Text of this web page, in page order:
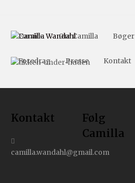
Forside Om Camilla Bøger
Foredrag Presse Kontakt
Kontakt
camilla.wandahl@gmail.com
Følg
Camilla